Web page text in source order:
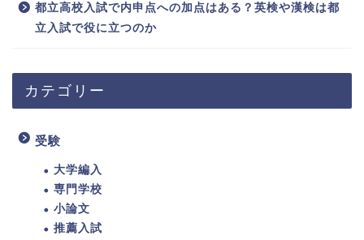
都立高校入試で内申点への加点はある？英検や漢検は都
立入試で役に立つのか
カテゴリー
受験
大学編入
専門学校
小論文
推薦入試